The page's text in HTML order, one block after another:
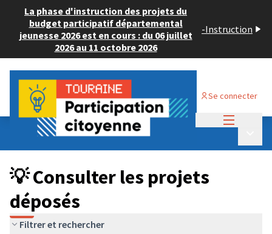
La phase d'instruction des projets du
budget participatif départemental
jeunesse 2026 est en cours : du 06 juillet
2026 au 11 octobre 2026
-Instruction
Se connecter
Budget Participatif JEUNESSE 2024
💡 Consulter les projets déposés
💡 Consulter les projets
déposés
Filtrer et rechercher